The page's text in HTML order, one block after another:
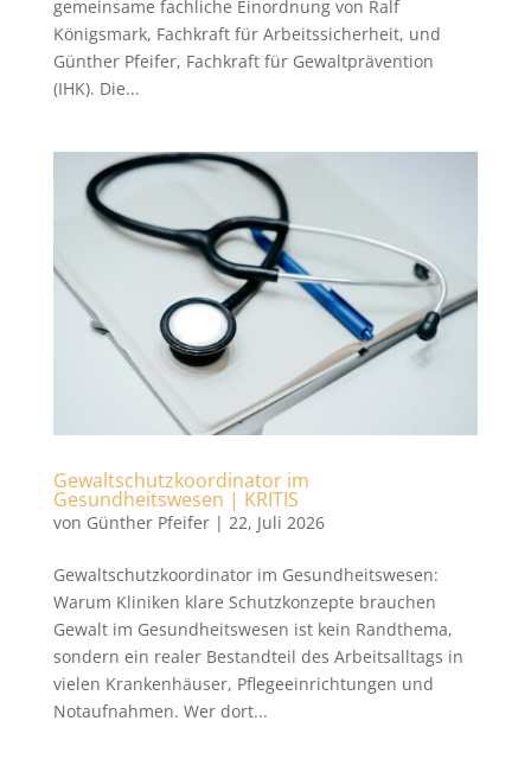
gemeinsame fachliche Einordnung von Ralf
Königsmark, Fachkraft für Arbeitssicherheit, und
Günther Pfeifer, Fachkraft für Gewaltprävention
(IHK). Die...
Gewaltschutzkoordinator im
Gesundheitswesen | KRITIS
von Günther Pfeifer| 22, Juli 2026
Gewaltschutzkoordinator im Gesundheitswesen:
Warum Kliniken klare Schutzkonzepte brauchen
Gewalt im Gesundheitswesen ist kein Randthema,
sondern ein realer Bestandteil des Arbeitsalltags in
vielen Krankenhäuser, Pflegeeinrichtungen und
Notaufnahmen. Wer dort...